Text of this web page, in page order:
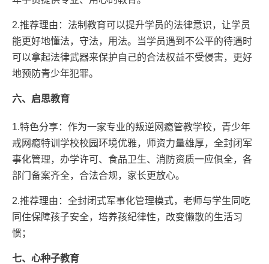
2.推荐理由：法制教育可以提升学员的法律意识，让学员
能更好地懂法，守法，用法。当学员遇到不公平的待遇时
可以拿起法律武器来保护自己的合法权益不受侵害，更好
地预防青少年犯罪。
六、启思教育
1.特色分享：作为一家专业的叛逆网瘾管教学校，青少年
戒网瘾特训学校校园环境优雅，师资力量雄厚，全封闭军
事化管理，办学许可、食品卫生、消防资质一应俱全，各
部门备案齐全，合法合规，家长更放心。
2.推荐理由：全封闭式军事化管理模式，老师与学生同吃
同住保障孩子安全，培养孩纪律性，改变懒散的生活习
惯；
七、心种子教育